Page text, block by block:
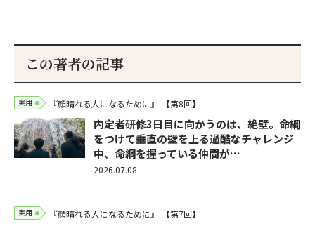
この著者の記事
実用 『顔晴れる人になるために』 【第8回】
内定者研修3日目に向かうのは、絶壁。命綱
をつけて垂直の壁を上る過酷なチャレンジ
中、命綱を握っている仲間が…
2026.07.08
実用 『顔晴れる人になるために』 【第7回】